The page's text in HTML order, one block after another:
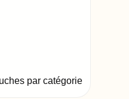
par catégorie